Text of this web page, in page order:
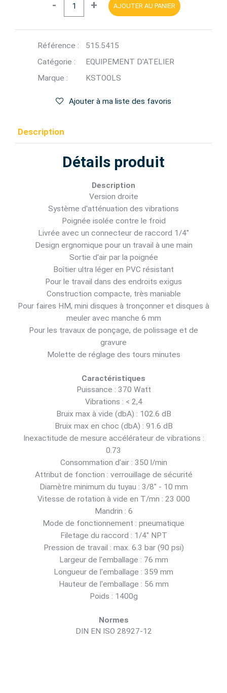
- + AJOUTER AU PANIER
Référence :
515.5415
Catégorie :
EQUIPEMENT D'ATELIER
Marque :
KSTOOLS
Ajouter à ma liste des favoris
Description
Détails produit
Description
Version droite
Système d'atténuation des vibrations
Poignée isolée contre le froid
Livrée avec un connecteur de raccord 1/4"
Design ergnomique pour un travail à une main
Sortie d'air par la poignée
Boîtier ultra léger en PVC résistant
Pour le travail dans des endroits exigus
Construction compacte, très maniable
Pour faires HM, mini disques à tronçonner et disques à
meuler avec manche 6 mm
Pour les travaux de ponçage, de polissage et de
gravure
Molette de réglage des tours minutes
Caractéristiques
Puissance : 370 Watt
Vibrations : < 2,4
Bruix max à vide (dbA) : 102.6 dB
Bruix max en choc (dbA) : 91.6 dB
Inexactitude de mesure accélérateur de vibrations :
0.73
Consommation d'air : 350 l/min
Attribut de fonction : verrouillage de sécurité
Diamètre minimum du tuyau : 3/8" - 10 mm
Vitesse de rotation à vide en T/mn : 23 000
Mandrin : 6
Mode de fonctionnement : pneumatique
Filetage du raccord : 1/4" NPT
Pression de travail : max. 6.3 bar (90 psi)
Largeur de l'emballage : 76 mm
Longueur de l'emballage : 359 mm
Hauteur de l'emballage : 56 mm
Poids : 1400g
Normes
DIN EN ISO 28927-12